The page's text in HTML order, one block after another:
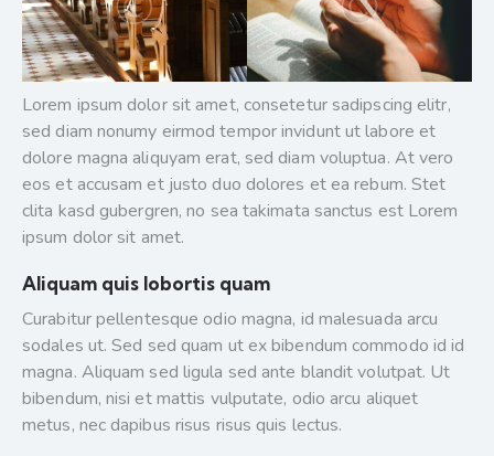
Lorem ipsum dolor sit amet, consetetur sadipscing elitr,
sed diam nonumy eirmod tempor invidunt ut labore et
dolore magna aliquyam erat, sed diam voluptua. At vero
eos et accusam et justo duo dolores et ea rebum. Stet
clita kasd gubergren, no sea takimata sanctus est Lorem
ipsum dolor sit amet.
Aliquam quis lobortis quam
Curabitur pellentesque odio magna, id malesuada arcu
sodales ut. Sed sed quam ut ex bibendum commodo id id
magna. Aliquam sed ligula sed ante blandit volutpat. Ut
bibendum, nisi et mattis vulputate, odio arcu aliquet
metus, nec dapibus risus risus quis lectus.